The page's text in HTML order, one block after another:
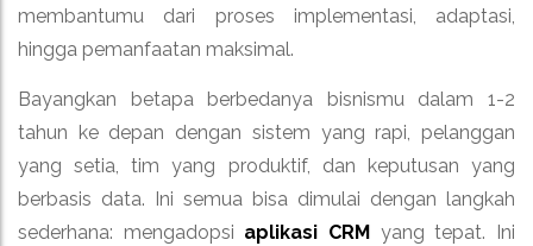
membantumu dari proses implementasi, adaptasi,
hingga pemanfaatan maksimal.
Bayangkan betapa berbedanya bisnismu dalam 1-2
tahun ke depan dengan sistem yang rapi, pelanggan
yang setia, tim yang produktif, dan keputusan yang
berbasis data. Ini semua bisa dimulai dengan langkah
sederhana: mengadopsi aplikasi CRM yang tepat. Ini